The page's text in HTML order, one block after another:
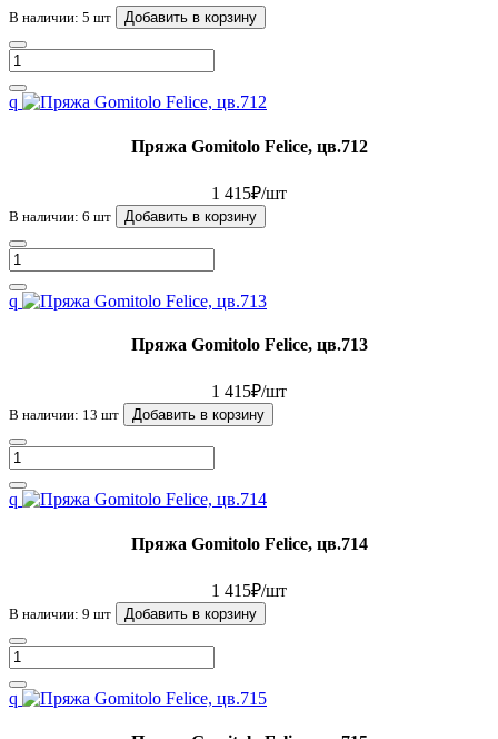
В наличии: 5 шт Добавить в корзину
q
Пряжа Gomitolo Felice, цв.712
1 415₽/шт
В наличии: 6 шт Добавить в корзину
q
Пряжа Gomitolo Felice, цв.713
1 415₽/шт
В наличии: 13 шт Добавить в корзину
q
Пряжа Gomitolo Felice, цв.714
1 415₽/шт
В наличии: 9 шт Добавить в корзину
q